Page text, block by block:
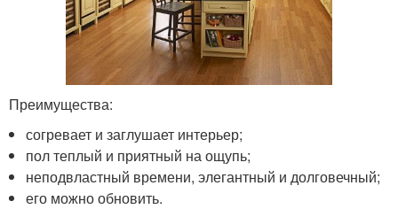
Преимущества:
согревает и заглушает интерьер;
пол теплый и приятный на ощупь;
неподвластный времени, элегантный и долговечный;
его можно обновить.